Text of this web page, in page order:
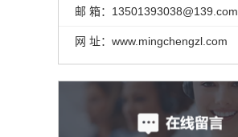
邮 箱：13501393038@139.com
网 址：www.mingchengzl.com